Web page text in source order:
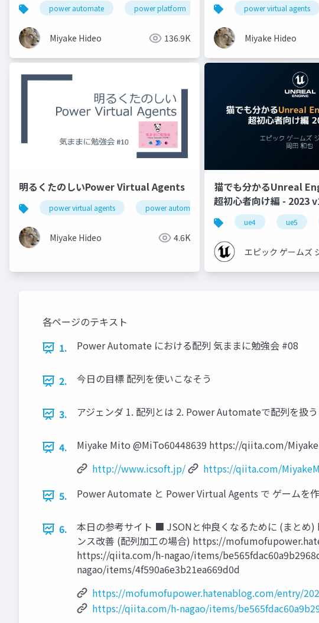
power automate power platform array
Miyake Hideo 136.9K
power virtual agents
Miyake Hideo
明るくたのしいPower Virtual Agents
power virtual agents power automate power platform
Miyake Hideo 4.6K
猫でも分かるUnreal
超初心者向け編 - 2023
ue4 ue5
エピック ゲームズ
各ページのテキスト
1.
Power Automate における配列 気ままに勉強会 #08
2. 今日の目標 配列を使いこなそう
3. アジェンダ 1. 配列とは 2. Power Automateで配列を扱
4.
Miyake Mito @MiTo60448639 https://qiita.com/
http://www.icsoft.jp/
https://qiita.com/
5.
Power Automate と Power Virtual Agents で ゲームを
6.
本日の参考サイト ■ JSONと仲良くなるために (まと
ンス改善 (配列加工の場合) https://
https://qiita.com/h-nagao/items/
nagao/items/4f590a6e3b21ea669d0d
https://mofumofupower.hatenablog.com/entry/
https://qiita.com/h-nagao/items/